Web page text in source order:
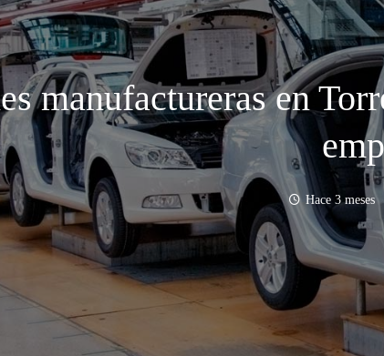
manufactureras en
Hace 3 meses